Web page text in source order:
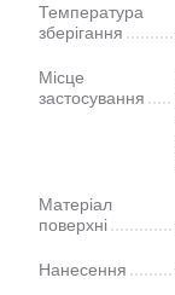
Температура
зберігання
Місце
застосування
Матеріал
поверхні
Нанесення